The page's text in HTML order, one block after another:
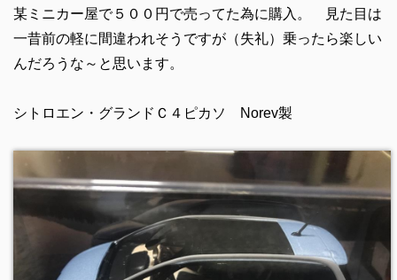
某ミニカー屋で５００円で売ってた為に購入。 見た目は
一昔前の軽に間違われそうですが（失礼）乗ったら楽しい
んだろうな～と思います。
シトロエン・グランドＣ４ピカソ Norev製